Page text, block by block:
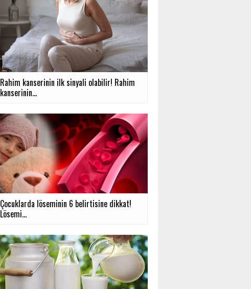
Rahim kanserinin ilk sinyali olabilir! Rahim
kanserinin...
Çocuklarda löseminin 6 belirtisine dikkat!
Lösemi...